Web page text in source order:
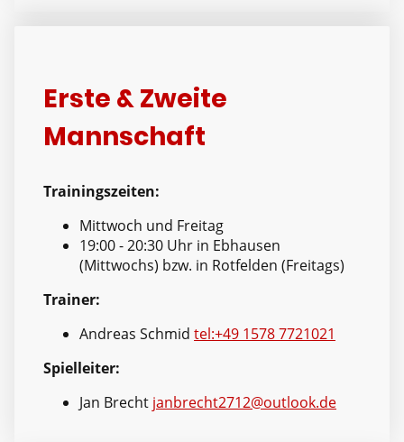
Erste & Zweite
Mannschaft
Trainingszeiten:
Mittwoch und Freitag
19:00 - 20:30 Uhr in Ebhausen
(Mittwochs) bzw. in Rotfelden (Freitags)
Trainer:
Andreas Schmid tel:+49 1578 7721021
Spielleiter:
Jan Brecht janbrecht2712@outlook.de